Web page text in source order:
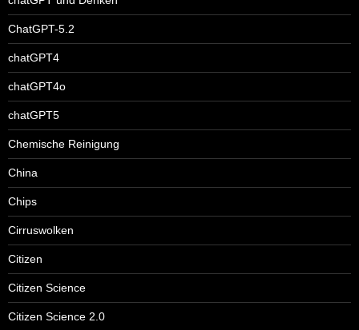
ChatGPT-5.2
chatGPT4
chatGPT4o
chatGPT5
Chemische Reinigung
China
Chips
Cirruswolken
Citizen
Citizen Science
Citizen Science 2.0